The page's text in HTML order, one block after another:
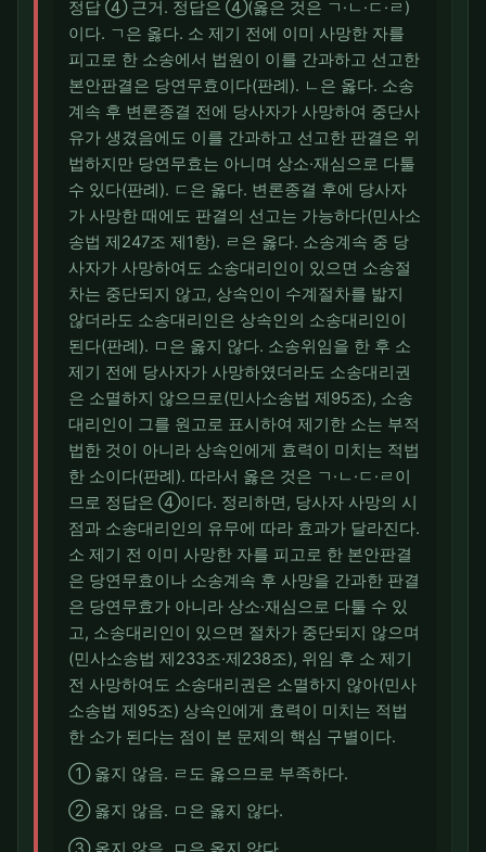
정답 ④ 근거. 정답은 ④(옳은 것은 ㄱ·ㄴ·ㄷ·ㄹ)
이다. ㄱ은 옳다. 소 제기 전에 이미 사망한 자를
피고로 한 소송에서 법원이 이를 간과하고 선고한
본안판결은 당연무효이다(판례). ㄴ은 옳다. 소송
계속 후 변론종결 전에 당사자가 사망하여 중단사
유가 생겼음에도 이를 간과하고 선고한 판결은 위
법하지만 당연무효는 아니며 상소·재심으로 다툴
수 있다(판례). ㄷ은 옳다. 변론종결 후에 당사자
가 사망한 때에도 판결의 선고는 가능하다(민사소
송법 제247조 제1항). ㄹ은 옳다. 소송계속 중 당
사자가 사망하여도 소송대리인이 있으면 소송절
차는 중단되지 않고, 상속인이 수계절차를 밟지
않더라도 소송대리인은 상속인의 소송대리인이
된다(판례). ㅁ은 옳지 않다. 소송위임을 한 후 소
제기 전에 당사자가 사망하였더라도 소송대리권
은 소멸하지 않으므로(민사소송법 제95조), 소송
대리인이 그를 원고로 표시하여 제기한 소는 부적
법한 것이 아니라 상속인에게 효력이 미치는 적법
한 소이다(판례). 따라서 옳은 것은 ㄱ·ㄴ·ㄷ·ㄹ이
므로 정답은 ④이다. 정리하면, 당사자 사망의 시
점과 소송대리인의 유무에 따라 효과가 달라진다.
소 제기 전 이미 사망한 자를 피고로 한 본안판결
은 당연무효이나 소송계속 후 사망을 간과한 판결
은 당연무효가 아니라 상소·재심으로 다툴 수 있
고, 소송대리인이 있으면 절차가 중단되지 않으며
(민사소송법 제233조·제238조), 위임 후 소 제기
전 사망하여도 소송대리권은 소멸하지 않아(민사
소송법 제95조) 상속인에게 효력이 미치는 적법
한 소가 된다는 점이 본 문제의 핵심 구별이다.
① 옳지 않음. ㄹ도 옳으므로 부족하다.
② 옳지 않음. ㅁ은 옳지 않다.